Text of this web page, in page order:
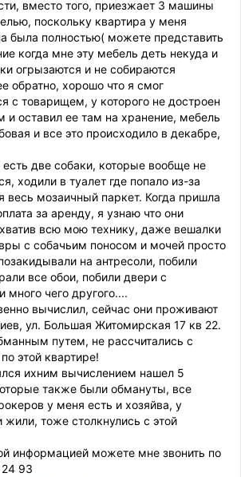
вместо того, приезжает 3 машины
поскольку квартира у меня
была полностью( можете представить
когда мне эту мебель деть некуда и
огрызаются и не собираются
обратно, хорошо что я смог
с товарищем, у которого не достроен
и оставил ее там на хранение, мебель
и все это происходило в декабре,
две собаки, которые вообще не
ходили в туалет где попало из-за
весь мозаичный паркет. Когда пришла
за аренду, я узнаю что они
всю мою технику, даже вешалки
с собачьим поносом и мочей просто
на антресоли, побили
все обои, побили двери с
много чего другого....
вычислил, сейчас они проживают
ул. Большая Житомирская 17 кв 22.
путем, не рассчитались с
этой квартире!
ихним вычислением нашел 5
также были обмануты, все
у меня есть и хозяйва, у
жили, тоже столкнулись с этой
информацией можете мне звонить по
93